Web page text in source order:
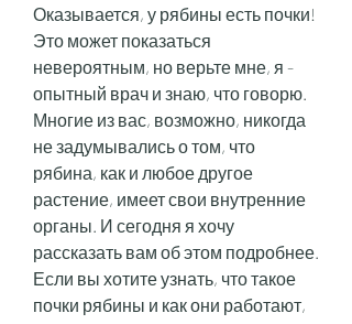
Оказывается, у рябины есть почки!
Это может показаться
невероятным, но верьте мне, я -
опытный врач и знаю, что говорю.
Многие из вас, возможно, никогда
не задумывались о том, что
рябина, как и любое другое
растение, имеет свои внутренние
органы. И сегодня я хочу
рассказать вам об этом подробнее.
Если вы хотите узнать, что такое
почки рябины и как они работают,